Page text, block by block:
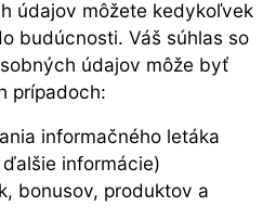
údajov môžete kedykoľvek
budúcnosti. Váš súhlas so
údajov môže byť
prípadoch:
informačného letáka
informácie)
bonusov, produktov a